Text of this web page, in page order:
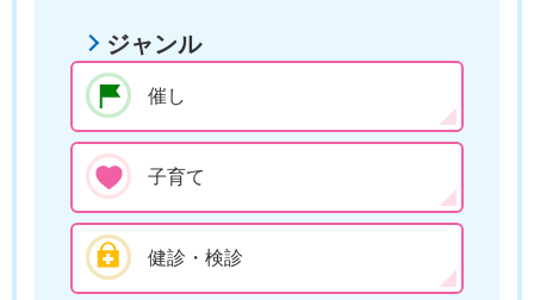
ジャンル
催し
子育て
健診・検診